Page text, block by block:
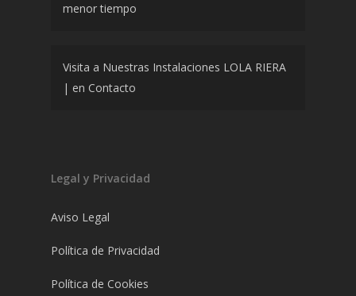
menor tiempo
Visita a Nuestras Instalaciones LOLA RIERA
| en Contacto
Legal y Privacidad
Aviso Legal
Política de Privacidad
Política de Cookies